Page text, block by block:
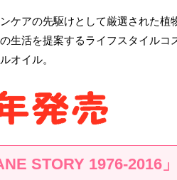
ケアの先駆けとして厳選された
生活を提案するライフスタイル
オイル。
STORY 1976-2016」